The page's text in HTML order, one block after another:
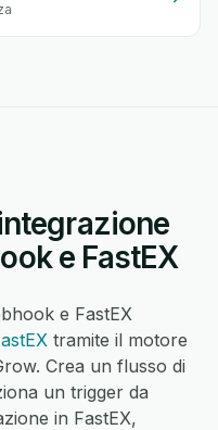
e FastEX
e FastEX
tramite il motore
Crea un flusso di
un trigger da
in FastEX,